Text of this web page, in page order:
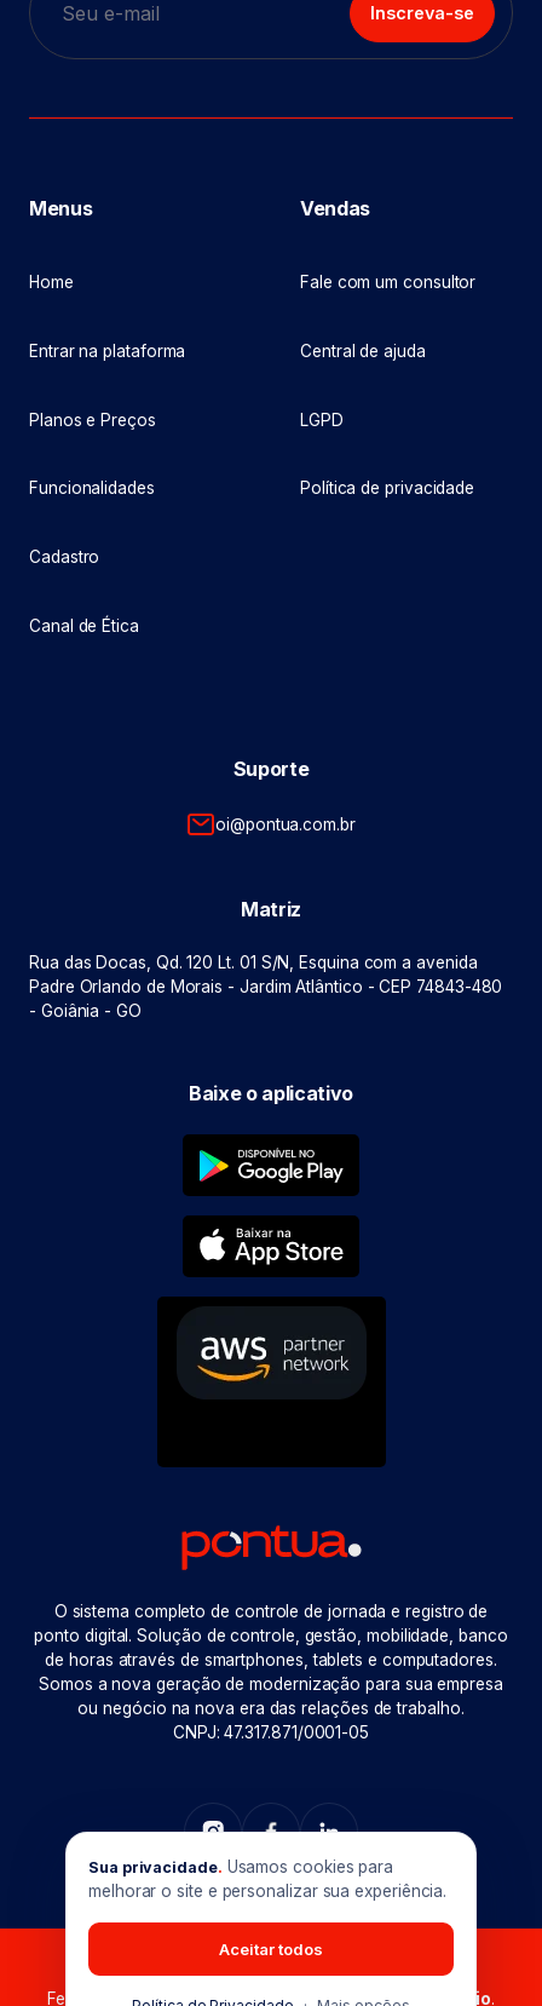
Inscreva-se
Menus
Home
Entrar na plataforma
Planos e Preços
Funcionalidades
Cadastro
Canal de Ética
Vendas
Fale com um consultor
Central de ajuda
LGPD
Política de privacidade
Suporte
oi@pontua.com.br
Matriz
Rua das Docas, Qd. 120 Lt. 01 S/N, Esquina com a avenida
Padre Orlando de Morais - Jardim Atlântico - CEP 74843-480
- Goiânia - GO
Baixe o aplicativo
O sistema completo de controle de jornada e registro de
ponto digital. Solução de controle, gestão, mobilidade, banco
de horas através de smartphones, tablets e computadores.
Somos a nova geração de modernização para sua empresa
ou negócio na nova era das relações de trabalho.
CNPJ: 47.317.871/0001-05
Pontua © 2026. Todos os direitos reservados.
Feito com muito
em Goiânia-GO. Produzido por Maxio.
Sua privacidade. Usamos cookies para
melhorar o site e personalizar sua experiência.
Aceitar todos